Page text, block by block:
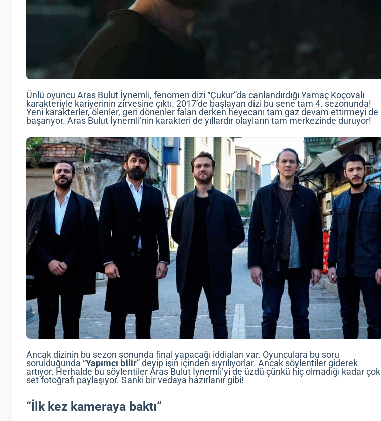
Ünlü oyuncu Aras Bulut İynemli, fenomen dizi “Çukur”da canlandırdığı Yamaç Koçovalı
karakteriyle kariyerinin zirvesine çıktı. 2017’de başlayan dizi bu sene tam 4. sezonunda!
Yeni karakterler, ölenler, geri dönenler falan derken heyecanı tam gaz devam ettirmeyi de
başarıyor. Aras Bulut İynemli’nin karakteri de yıllardır olayların tam merkezinde duruyor!
Ancak dizinin bu sezon sonunda final yapacağı iddiaları var. Oyunculara bu soru
sorulduğunda “Yapımcı bilir” deyip işin içinden sıyrılıyorlar. Ancak söylentiler giderek
artıyor. Herhalde bu söylentiler Aras Bulut İynemli’yi de üzdü çünkü hiç olmadığı kadar çok
set fotoğrafı paylaşıyor. Sanki bir vedaya hazırlanır gibi!
“İlk kez kameraya baktı”